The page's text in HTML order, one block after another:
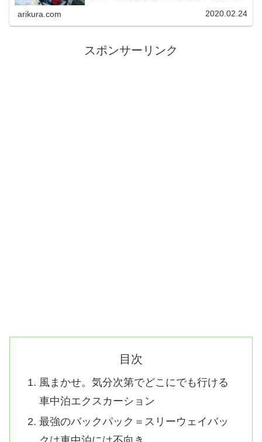
が、やはり必要最低限のグッズはもって行った方
arikura.com 2020.02.24
スポンサーリンク
目次
風まかせ。気分次第でどこにでも行ける
車中泊エクスカーション
最強のバックパック＝スリーウェイバッ